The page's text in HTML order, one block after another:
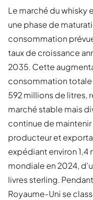
Le marché du whisky
une phase de
consommation
taux de croissance
2035. Cette
consommation totale
592 millions de litres,
marché stable mais
continue de
producteur et
expédiant environ
mondiale en 2024,
livres sterling.
Royaume-Uni se